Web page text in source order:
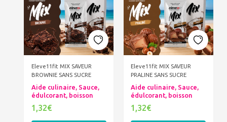
Eleve11fit MIX SAVEUR
BROWNIE SANS SUCRE
Aide culinaire, Sauce,
édulcorant, boisson
1,32€
Eleve11fit MIX SAVEUR
PRALINE SANS SUCRE
Aide culinaire, Sauce,
édulcorant, boisson
1,32€